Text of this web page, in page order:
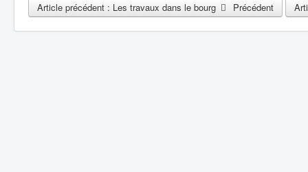
Article précédent : Les travaux dans le bourg Précédent